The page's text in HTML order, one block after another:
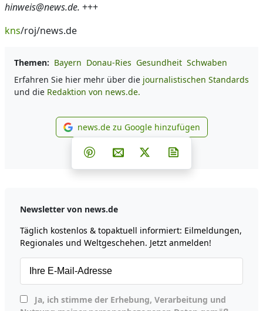
hinweis@news.de. +++
kns/roj/news.de
Themen: Bayern Donau-Ries Gesundheit Schwaben
Erfahren Sie hier mehr über die journalistischen Standards
und die Redaktion von news.de.
news.de zu Google
news.de zu Google hinzufügen
Teilen auf Facebook
Teilen auf Whatsapp
Teilen auf Telegram
Teilen auf Pinterest
Per E-Mail teilen
Post auf X
Newsletter von news.de
Täglich kostenlos & topaktuell informiert: Eilmeldungen,
Regionales und Weltgeschehen. Jetzt anmelden!